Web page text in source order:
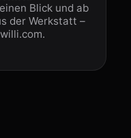
Blick und ab
der Werkstatt –